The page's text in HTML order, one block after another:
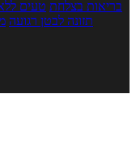
בריאות בצלחת טעים
תזונה לבטן רגועה